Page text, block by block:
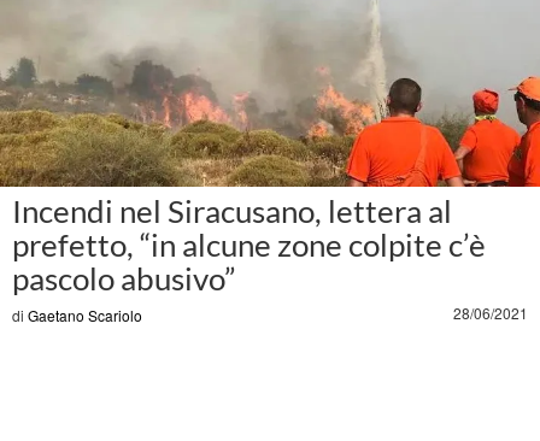
Incendi nel Siracusano, lettera al
prefetto, “in alcune zone colpite c’è
pascolo abusivo”
di Gaetano Scariolo 28/06/2021